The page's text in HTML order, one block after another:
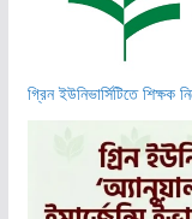
গ্রিন ইউনিভার্সিটিতে শিক্ষক